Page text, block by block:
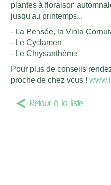
plantes à floraison
jusqu'au printemps...
- La Pensée, la Viola
- Le Cyclamen
- Le Chrysanthème
Pour plus de conseils
proche de chez vous !
Retour à la liste